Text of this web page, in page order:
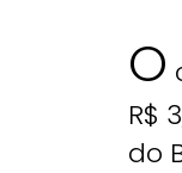
O
R$
do